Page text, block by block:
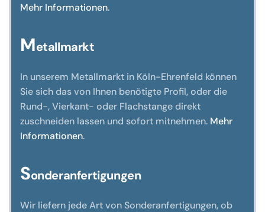
Mehr Informationen.
Metallmarkt
In unserem Metallmarkt in Köln-Ehrenfeld können
Sie sich das von Ihnen benötigte Profil, oder die
Rund-, Vierkant- oder Flachstange direkt
zuschneiden lassen und sofort mitnehmen. Mehr
Informationen.
Sonderanfertigungen
Wir liefern jede Art von Sonderanfertigungen, ob